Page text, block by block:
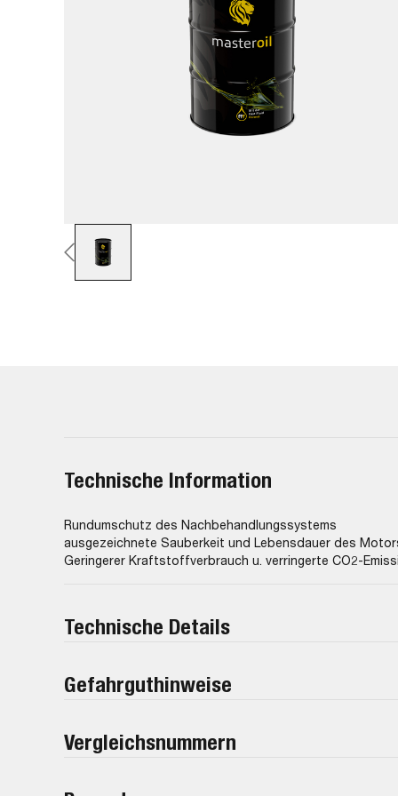
Technische Information
Rundumschutz des Nachbehandlungssystems
ausgezeichnete Sauberkeit und Lebensdauer des
Geringerer Kraftstoffverbrauch u. verringerte CO2-
Technische Details
Gefahrguthinweise
Vergleichsnummern